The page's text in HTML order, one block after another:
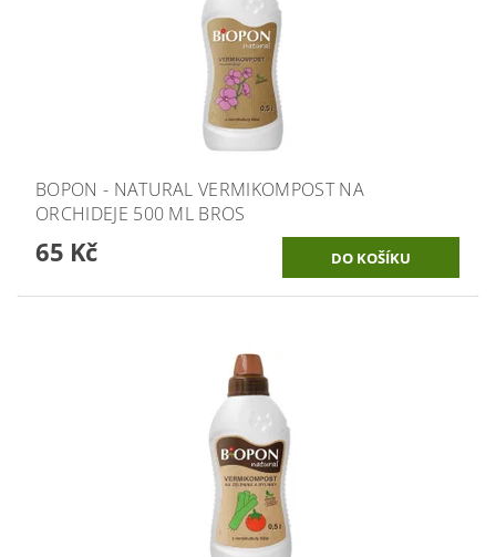
BOPON - NATURAL VERMIKOMPOST NA
ORCHIDEJE 500 ML BROS
65 Kč